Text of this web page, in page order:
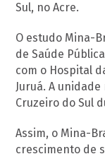
Sul, no Acre.
O estudo Mina-
de Saúde
com o Hospital
Juruá. A
Cruzeiro do Sul
Assim, o Mina-
crescimento de